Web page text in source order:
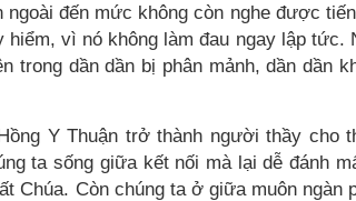
ngoài đến mức không còn nghe được
vì nó không làm đau ngay lập tức.
trong dần dần bị phân mảnh, dần dần
Y Thuận trở thành người thầy cho
ta sống giữa kết nối mà lại dễ đánh
Chúa. Còn chúng ta ở giữa muôn